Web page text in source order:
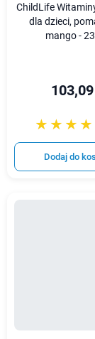
ChildLife
dla dzieci,
mango -
103,09
Dodaj do